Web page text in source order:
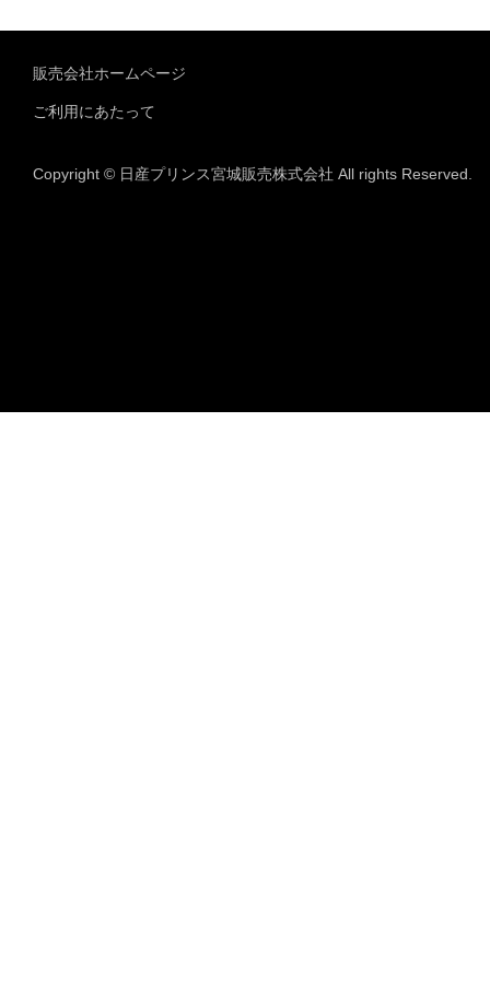
販売会社ホームページ
ご利用にあたって
Copyright © 日産プリンス宮城販売株式会社 All rights Reserved.